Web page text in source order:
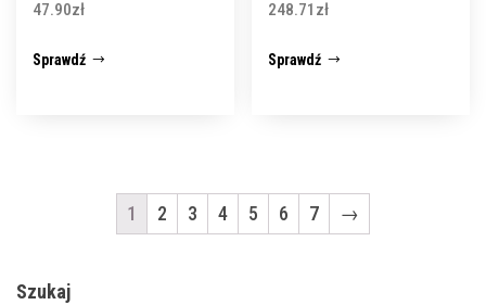
47.90zł
Sprawdź
248.71 zł
Sprawdź
1 2 3 4 5 6 7 →
Szukaj